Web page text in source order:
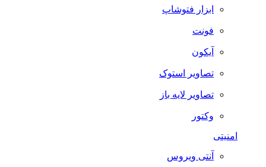
ابزار فتوشاپ
فونت
آیکون
تصاویر استوک
تصاویر لایه باز
وکتور
امنیتی
آنتی ویروس